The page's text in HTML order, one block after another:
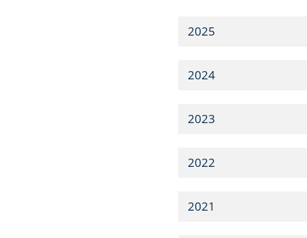
2025
2024
2023
2022
2021